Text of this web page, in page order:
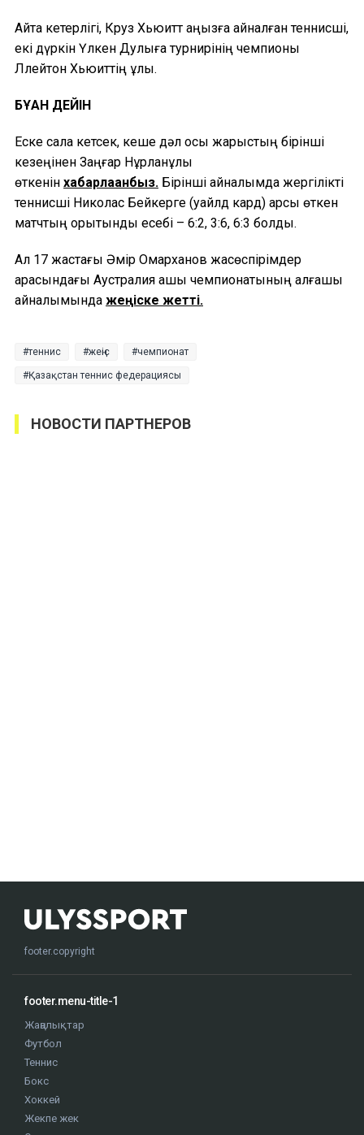
Айта кетерлігі, Круз Хьюитт аңызға айналған теннисші,
екі дүркін Үлкен Дулыға турнирінің чемпионы
Ллейтон Хьюиттің ұлы.
БҰҒАН ДЕЙІН
Еске сала кетсек, кеше дәл осы жарыстың бірінші
кезеңінен Заңғар Нұрланұлы
өткенін хабарлағанбыз. Бірінші айналымда жергілікті
теннисші Николас Бейкерге (уайлд кард) қарсы өткен
матчтың қорытынды есебі – 6:2, 3:6, 6:3 болды.
Ал 17 жастағы Әмір Омарханов жасөспірімдер
арасындағы Аустралия ашық чемпионатының алғашқы
айналымында жеңіске жетті.
теннис жеңіс чемпионат
Қазақстан теннис федерациясы
НОВОСТИ ПАРТНЕРОВ
footer.copyright
footer.menu-title-1
Жаңалықтар
Футбол
Теннис
Бокс
Хоккей
Жекпе жек